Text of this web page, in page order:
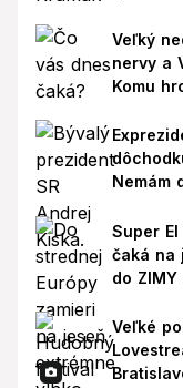
Veľký
nervy a
Komu
Nemám
Super
čaká na
do
Veľké